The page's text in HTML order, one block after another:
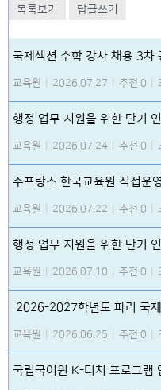
목록보기 답글쓰기
국제섹션 수학 강사 채용 3차
교육원 2026.07.27 추천 0
행정 업무 지원을 위한 단기
교육원 2026.07.24 추천 0
주프랑스 한국교육원 직접운
교육원 2026.07.22 추천 0
행정 업무 지원을 위한 단기
교육원 2026.07.10 추천 0
2026-2027학년도 파리 국
교육원 2026.06.25 추천 0
국립국어원 K-티처 프로그램